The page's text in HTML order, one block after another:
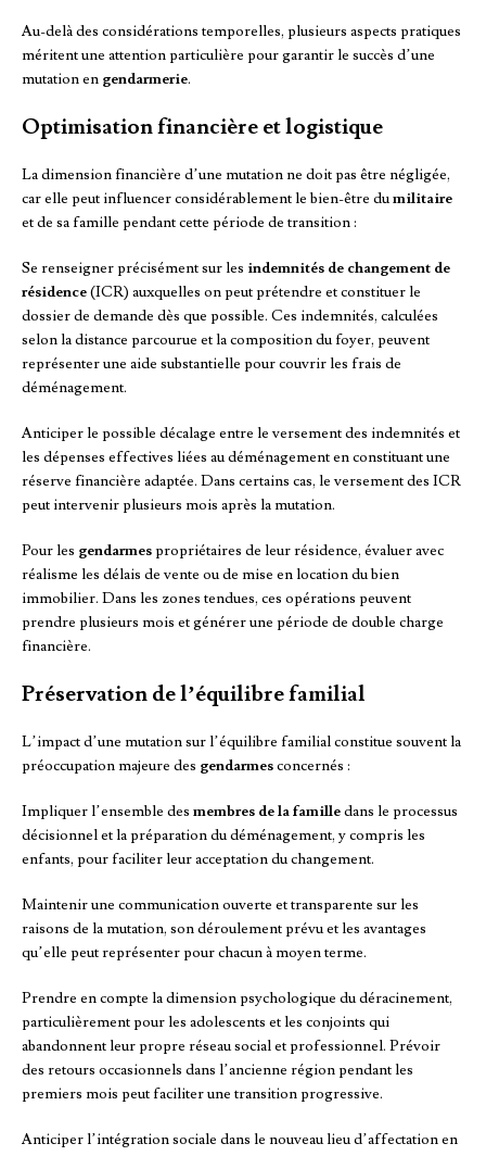
Au-delà des considérations temporelles, plusieurs aspects pratiques
méritent une attention particulière pour garantir le succès d’une
mutation en gendarmerie.
Optimisation financière et logistique
La dimension financière d’une mutation ne doit pas être négligée,
car elle peut influencer considérablement le bien-être dumilitaire
et de sa famille pendant cette période de transition :
Se renseigner précisément sur les indemnités de changement de
résidence(ICR) auxquelles on peut prétendre et constituer le
dossier de demande dès que possible. Ces indemnités, calculées
selon la distance parcourue et la composition du foyer, peuvent
représenter une aide substantielle pour couvrir les frais de
déménagement.
Anticiper le possible décalage entre le versement des indemnités et
les dépenses effectives liées au déménagement en constituant une
réserve financière adaptée. Dans certains cas, le versement des ICR
peut intervenir plusieurs mois après la mutation.
Pour les gendarmespropriétaires de leur résidence, évaluer avec
réalisme les délais de vente ou de mise en location du bien
immobilier. Dans les zones tendues, ces opérations peuvent
prendre plusieurs mois et générer une période de double charge
financière.
Préservation de l’équilibre familial
L’impact d’une mutation sur l’équilibre familial constitue souvent la
préoccupation majeure des gendarmesconcernés :
Impliquer l’ensemble des membres de la familledans le processus
décisionnel et la préparation du déménagement, y compris les
enfants, pour faciliter leur acceptation du changement.
Maintenir une communication ouverte et transparente sur les
raisons de la mutation, son déroulement prévu et les avantages
qu’elle peut représenter pour chacun à moyen terme.
Prendre en compte la dimension psychologique du déracinement,
particulièrement pour les adolescents et les conjoints qui
abandonnent leur propre réseau social et professionnel. Prévoir
des retours occasionnels dans l’ancienne région pendant les
premiers mois peut faciliter une transition progressive.
Anticiper l’intégration sociale dans le nouveau lieu d’affectation en